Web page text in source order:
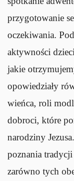
przygotowanie
oczekiwania.
aktywności
jakie
opowiedziały
wieńca, roli
dobroci, które
narodziny
poznania
zarówno tych